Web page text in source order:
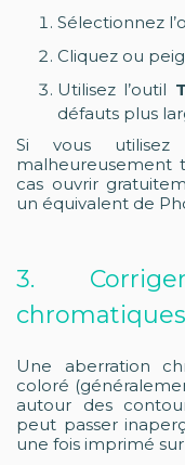
Sélectionnez
Cliquez ou
Utilisez l’outil
défauts plus
Si vous utilisez
malheureusement
cas ouvrir
un équivalent de
3.
chromatiques
Une aberration
coloré
autour des
peut passer
une fois imprimé sur